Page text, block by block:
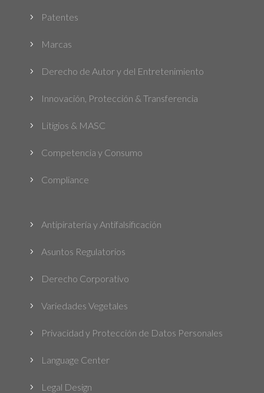
5 Patentes
5 Marcas
5 Derecho de Autor y del Entretenimiento
5 Innovación, Protección & Transferencia
5 Litigios & MASC
5 Competencia y Consumo
5 Compliance
5 Antipiratería y Antifalsificación
5 Asuntos Regulatorios
5 Derecho Corporativo
5 Variedades Vegetales
5 Privacidad y Protección de Datos Personales
5 Language Center
5 Legal Design